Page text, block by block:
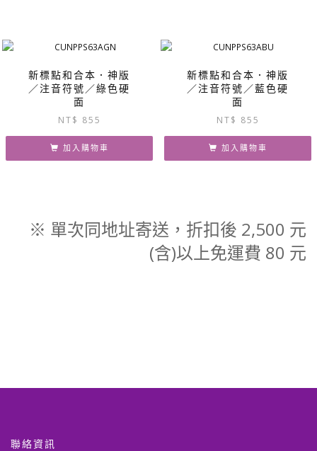
新標點和合本．神版
／注音符號／綠色硬
面
NT$ 855
加入購物車
新標點和合本．神版
／注音符號／藍色硬
面
NT$ 855
加入購物車
※ 單次同地址寄送，折扣後 2,500 元
(含)以上免運費 80 元
聯絡資訊